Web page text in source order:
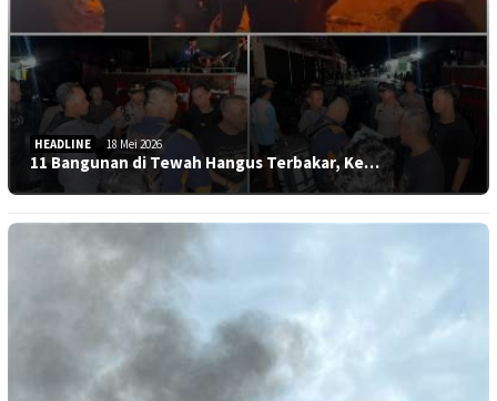
HEADLINE 18 Mei 2026
11 Bangunan di Tewah Hangus Terbakar, Ke…